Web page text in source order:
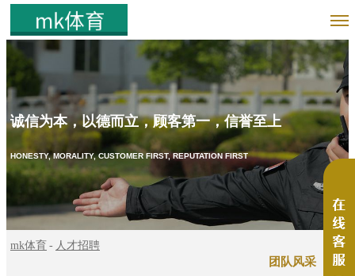
诚信为本，以德而立，顾客第一，信誉至上
HONESTY, MORALITY, CUSTOMER FIRST, REPUTATION FIRST
mk体育 人才招聘
团队风采